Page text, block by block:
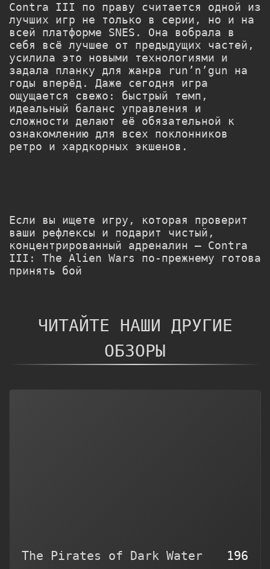
Contra III по праву считается одной из
лучших игр не только в серии, но и на
всей платформе SNES. Она вобрала в
себя всё лучшее от предыдущих частей,
усилила это новыми технологиями и
задала планку для жанра run’n’gun на
годы вперёд. Даже сегодня игра
ощущается свежо: быстрый темп,
идеальный баланс управления и
сложности делают её обязательной к
ознакомлению для всех поклонников
ретро и хардкорных экшенов.
Если вы ищете игру, которая проверит
ваши рефлексы и подарит чистый,
концентрированный адреналин — Contra
III: The Alien Wars по-прежнему готова
принять бой
ЧИТАЙТЕ НАШИ ДРУГИЕ
ОБЗОРЫ
The Pirates of Dark Water 196